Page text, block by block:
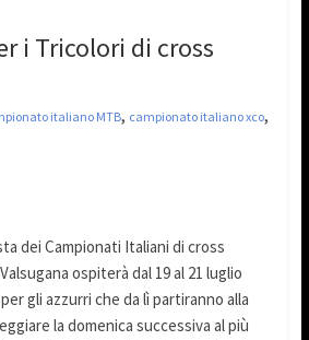
i Tricolori di cross
italiano MTB, campionato italiano xco,
dei Campionati Italiani di cross
ospiterà dal 19 al 21 luglio
gli azzurri che da lì partiranno alla
la domenica successiva al più